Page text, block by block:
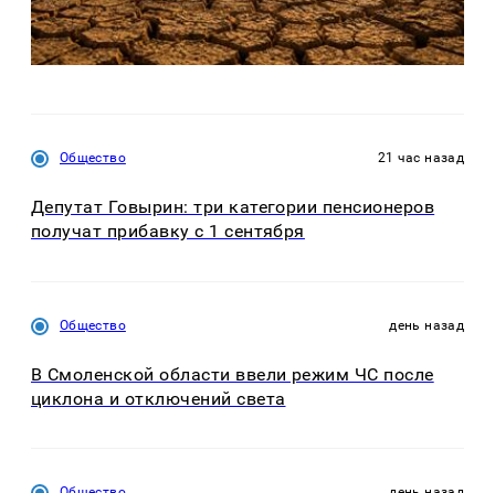
Общество 21 час назад
Депутат Говырин: три категории пенсионеров
получат прибавку с 1 сентября
Общество день назад
В Смоленской области ввели режим ЧС после
циклона и отключений света